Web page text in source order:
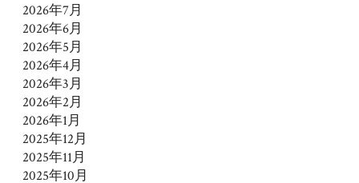
2026年7月
2026年6月
2026年5月
2026年4月
2026年3月
2026年2月
2026年1月
2025年12月
2025年11月
2025年10月